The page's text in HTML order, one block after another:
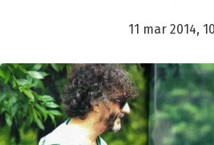
11 mar 2014,